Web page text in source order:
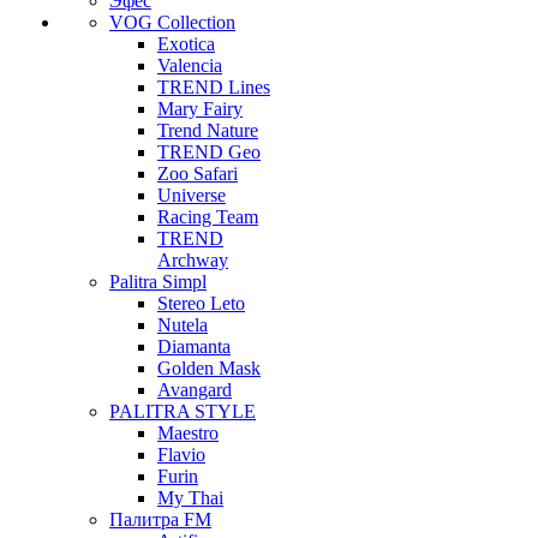
VOG Collection
Exotica
Valencia
TREND Lines
Mary Fairy
Trend Nature
TREND Geo
Zoo Safari
Universe
Racing Team
TREND
Archway
Palitra Simpl
Stereo Leto
Nutela
Diamanta
Golden Mask
Avangard
PALITRA STYLE
Maestro
Flavio
Furin
My Thai
Палитра FM